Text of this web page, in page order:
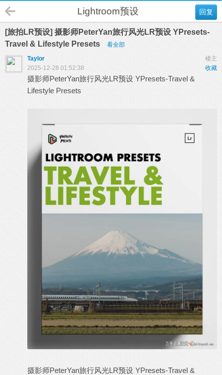
回复
Lightroom预设
[旅拍LR预设] 摄影师PeterYan旅行风光LR预设 YPresets-
Travel & Lifestyle Presets
看全部
楼主
Taylor
收藏
2025-12-28 01:52:38
摄影师PeterYan旅行风光LR预设 YPresets-Travel &
Lifestyle Presets
摄影师PeterYan旅行风光LR预设 YPresets-Travel &